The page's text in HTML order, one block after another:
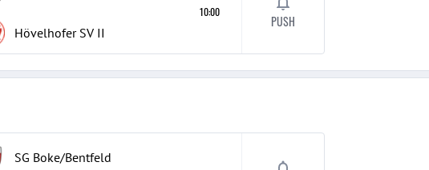
Hövelhofer SV II
10:00
PUSH
SG Boke/Bentfeld